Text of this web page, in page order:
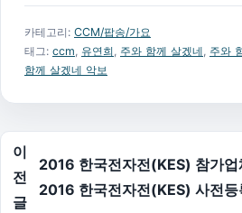
카테고리: CCM/팝송/가요
태그: ccm, 유연희, 주와 함께 살겠네, 주와
함께 살겠네 악보
글 탐색
이
전
글
2016 한국전자전(KES) 참가업
2016 한국전자전(KES) 사전등